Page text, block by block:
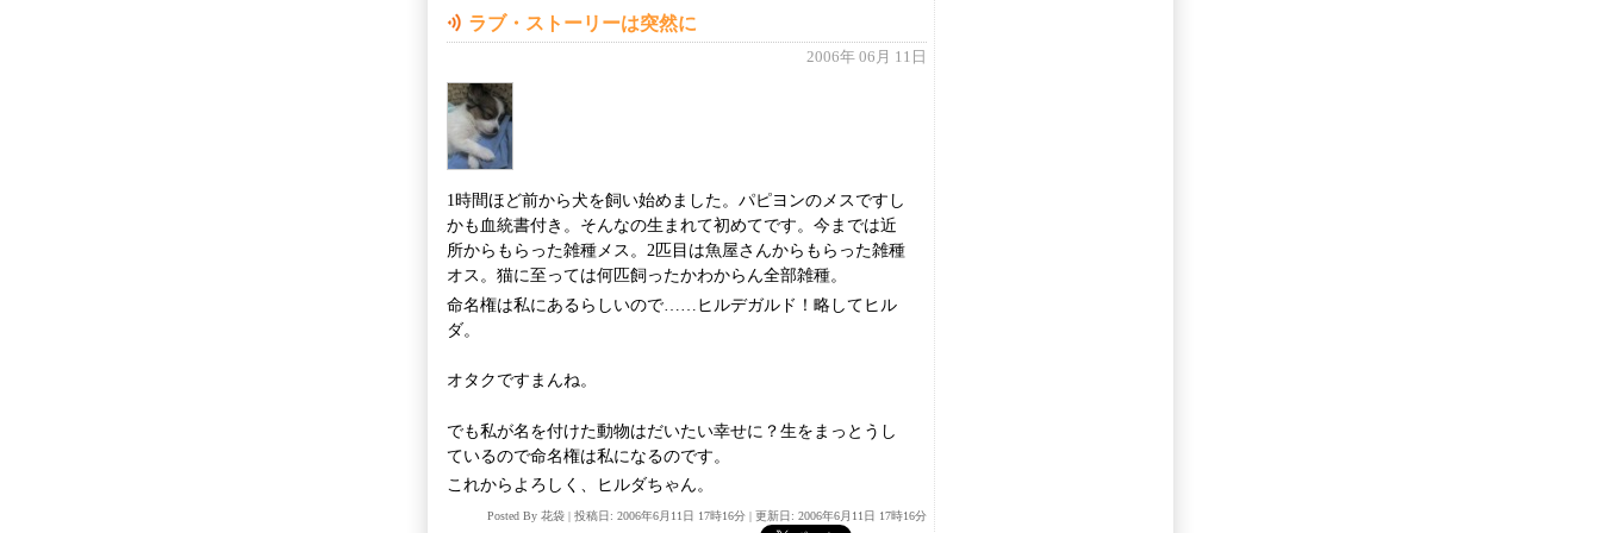
ラブ・ストーリーは突然に
2006年 06月 11日
1時間ほど前から犬を飼い始めました。パピヨンのメスですし
かも血統書付き。そんなの生まれて初めてです。今までは近
所からもらった雑種メス。2匹目は魚屋さんからもらった雑種
オス。猫に至っては何匹飼ったかわからん全部雑種。
命名権は私にあるらしいので……ヒルデガルド！略してヒル
ダ。
オタクですまんね。
でも私が名を付けた動物はだいたい幸せに？生をまっとうし
ているので命名権は私になるのです。
これからよろしく、ヒルダちゃん。
Posted By 花袋 |投稿日: 2006年6月11日 17時16分 |更新日: 2006年6月11日 17時16分